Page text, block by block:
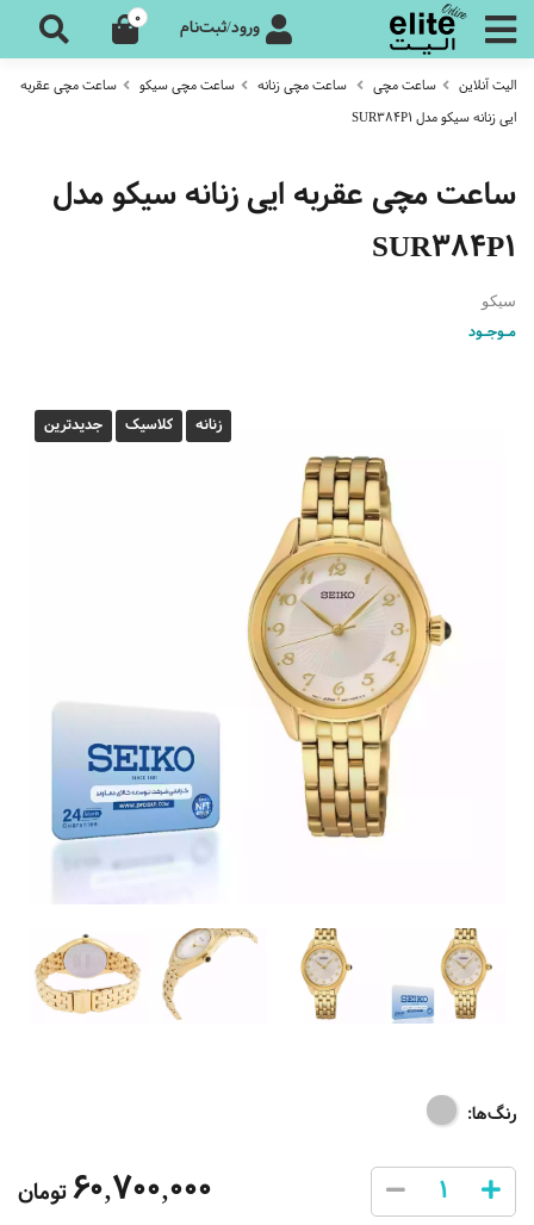
ورود/ثبت‌نام 0
الیت آنلاین ساعت مچی ساعت مچی زنانه ساعت مچی سیکو
ساعت مچی عقربه
ایی زنانه سیکو مدل SUR384P1
ساعت مچی عقربه ایی زنانه سیکو مدل
SUR384P1
سیکو
مـوجـود
زنانه کلاسیک جدیدترین
رنگ‌ها:
60,700,000تومان